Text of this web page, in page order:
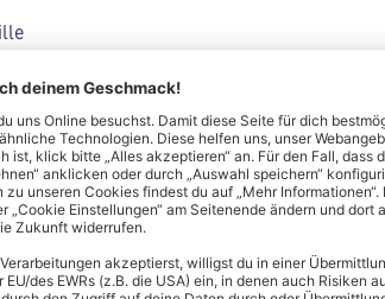
50.000 Scoville
Scoville
wie scharf ein Chili empfunden wird.
scharfen Gewürz benutzt, gibt es einige